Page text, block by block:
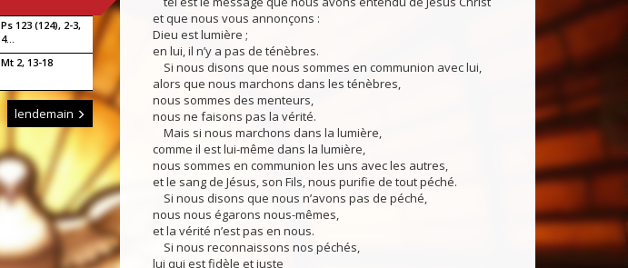
Ps 123 (124), 2-3,
4...
Mt 2, 13-18
lendemain
et que nous vous annonçons :
Dieu est lumière ;
en lui, il n’y a pas de ténèbres.
Si nous disons que nous sommes en communion avec lui,
alors que nous marchons dans les ténèbres,
nous sommes des menteurs,
nous ne faisons pas la vérité.
Mais si nous marchons dans la lumière,
comme il est lui-même dans la lumière,
nous sommes en communion les uns avec les autres,
et le sang de Jésus, son Fils, nous purifie de tout péché.
Si nous disons que nous n’avons pas de péché,
nous nous égarons nous-mêmes,
et la vérité n’est pas en nous.
Si nous reconnaissons nos péchés,
lui qui est fidèle et juste